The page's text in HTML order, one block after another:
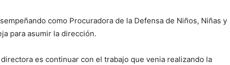
como Procuradora de la Defensa de Niños, Niñas y
para asumir la dirección.
es continuar con el trabajo que venia realizando la